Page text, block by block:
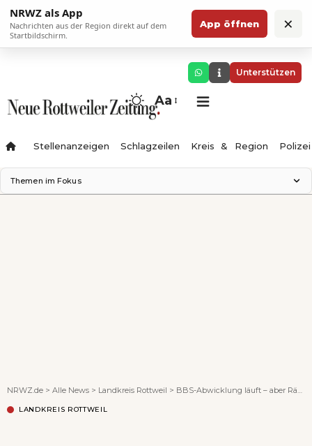
NRWZ als App
Nachrichten aus der Region direkt auf dem
Startbildschirm.
App öffnen ×
Unterstützen
Aa
Stellenanzeigen Schlagzeilen Kreis & Region Polizei
Themen im Fokus
NRWZ.de > Alle News > Landkreis Rottweil > BBS-Abwicklung läuft – aber Räder rollen weiterhin
LANDKREIS ROTTWEIL